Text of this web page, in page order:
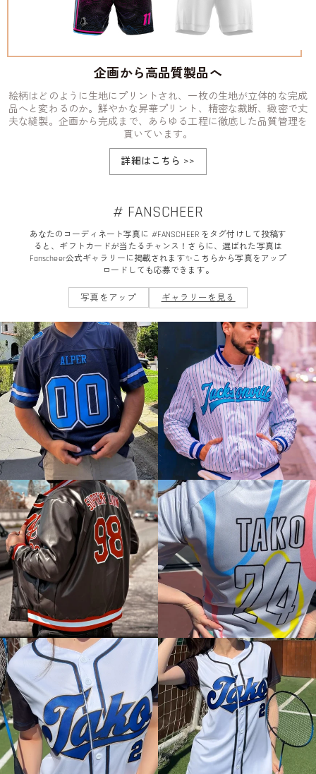
企画から高品質製品へ
絵柄はどのように生地にプリントされ、一枚の生地が立体的な完成
品へと変わるのか。鮮やかな昇華プリント、精密な裁断、緻密で丈
夫な縫製。企画から完成まで、あらゆる工程に徹底した品質管理を
貫いています。
詳細はこちら >>
# FANSCHEER
あなたのコーディネート写真に #FANSCHEER をタグ付けして投稿す
ると、ギフトカードが当たるチャンス！さらに、選ばれた写真は
Fanscheer公式ギャラリーに掲載されます✨こちらから写真をアップ
ロードしても応募できます。
写真をアップ ギャラリーを見る